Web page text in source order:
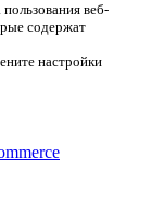
веб-
содержат
настройки